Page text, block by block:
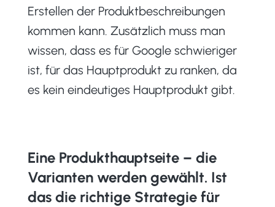
Erstellen der Produktbeschreibungen
kommen kann. Zusätzlich muss man
wissen, dass es für Google schwieriger
ist, für das Hauptprodukt zu ranken, da
es kein eindeutiges Hauptprodukt gibt.
Eine Produkthauptseite – die
Varianten werden gewählt. Ist
das die richtige Strategie für